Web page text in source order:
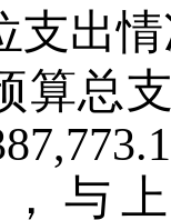
支出
算总
，与